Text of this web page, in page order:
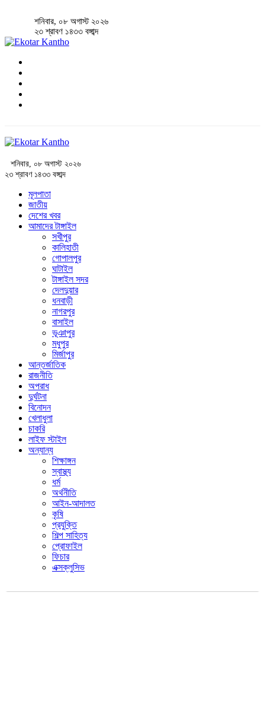
শনিবার, ০৮ অগাস্ট ২০২৬
২৩ শ্রাবণ ১৪৩৩ বঙ্গাব্দ
শনিবার, ০৮ অগাস্ট ২০২৬
২৩ শ্রাবণ ১৪৩৩ বঙ্গাব্দ
মূলপাতা
জাতীয়
দেশের খবর
আমাদের টাঙ্গাইল
সখীপুর
কালিহাতী
গোপালপুর
ঘাটাইল
টাঙ্গাইল সদর
দেলদুয়ার
ধনবাড়ী
নাগরপুর
বাসাইল
ভূঞাপুর
মধুপুর
মির্জাপুর
আন্তর্জাতিক
রাজনীতি
অপরাধ
দুর্ঘটনা
বিনোদন
খেলাধুলা
চাকরি
লাইফ স্টাইল
অন্যান্য
শিক্ষাঙ্গন
স্বাস্থ্য
ধর্ম
অর্থনীতি
আইন-আদালত
কৃষি
প্রযুক্তি
শিল্প সাহিত্য
প্রোফাইল
ফিচার
এক্সক্লুসিভ